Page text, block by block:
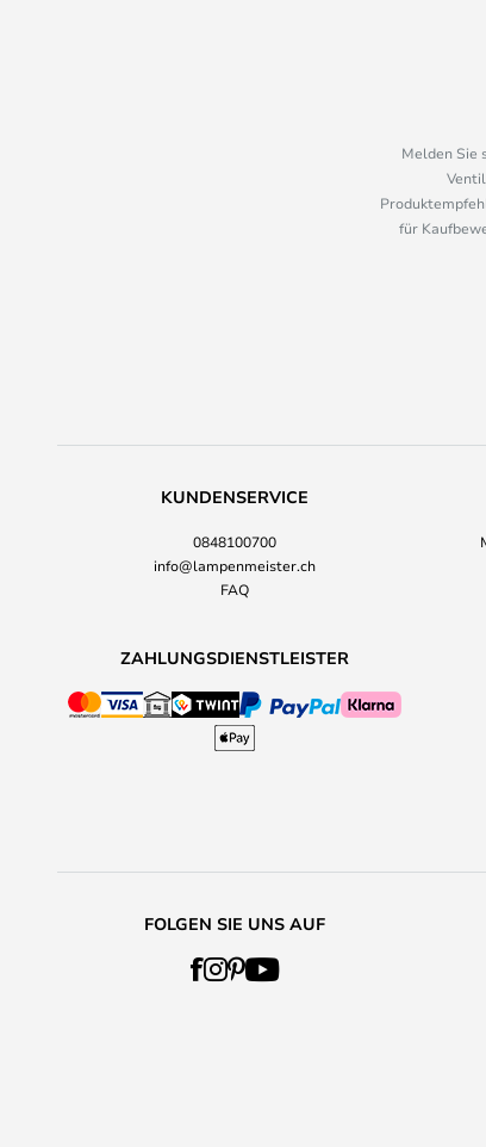
Melden Sie
für
KUNDENSERVICE
0848100700
info@lampenmeister.ch
FAQ
ZAHLUNGSDIENSTLEISTER
FOLGEN SIE UNS AUF